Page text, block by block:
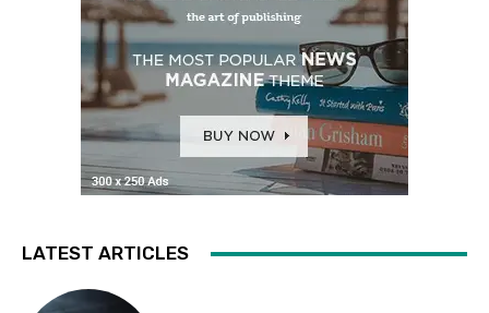
LATEST ARTICLES